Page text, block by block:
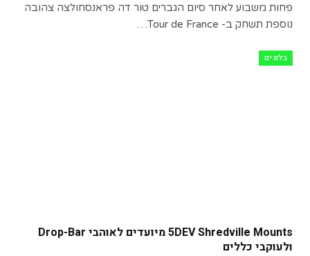
פחות משבוע לאחר סיום הגברים טור דה פראנסחולצה צהובה
נוספת תשחק ב- Tour de France…
בלוגים
5DEV Shredville Mounts מיועדים לאוהבי Drop-Bar
ולעוקבי כללים